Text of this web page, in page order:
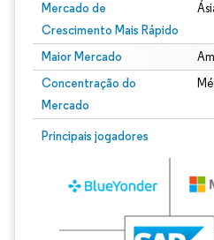
Mercado de
Crescimento Mais Rápido
Maior Mercado
Concentração do
Mercado
Principais jogadores
Imagem © Mordor Intelligence. O